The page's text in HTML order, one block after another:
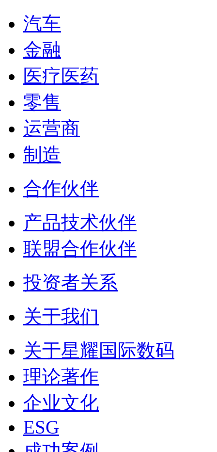
汽车
金融
医疗医药
零售
运营商
制造
合作伙伴
产品技术伙伴
联盟合作伙伴
投资者关系
关于我们
关于星耀国际数码
理论著作
企业文化
ESG